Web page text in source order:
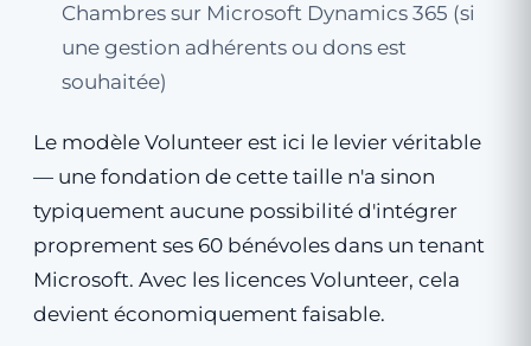
Chambres sur Microsoft Dynamics 365 (si
une gestion adhérents ou dons est
souhaitée)
Le modèle Volunteer est ici le levier véritable
— une fondation de cette taille n'a sinon
typiquement aucune possibilité d'intégrer
proprement ses 60 bénévoles dans un tenant
Microsoft. Avec les licences Volunteer, cela
devient économiquement faisable.